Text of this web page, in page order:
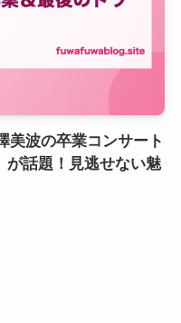
美波の卒業コンサート
が話題！見逃せない魅